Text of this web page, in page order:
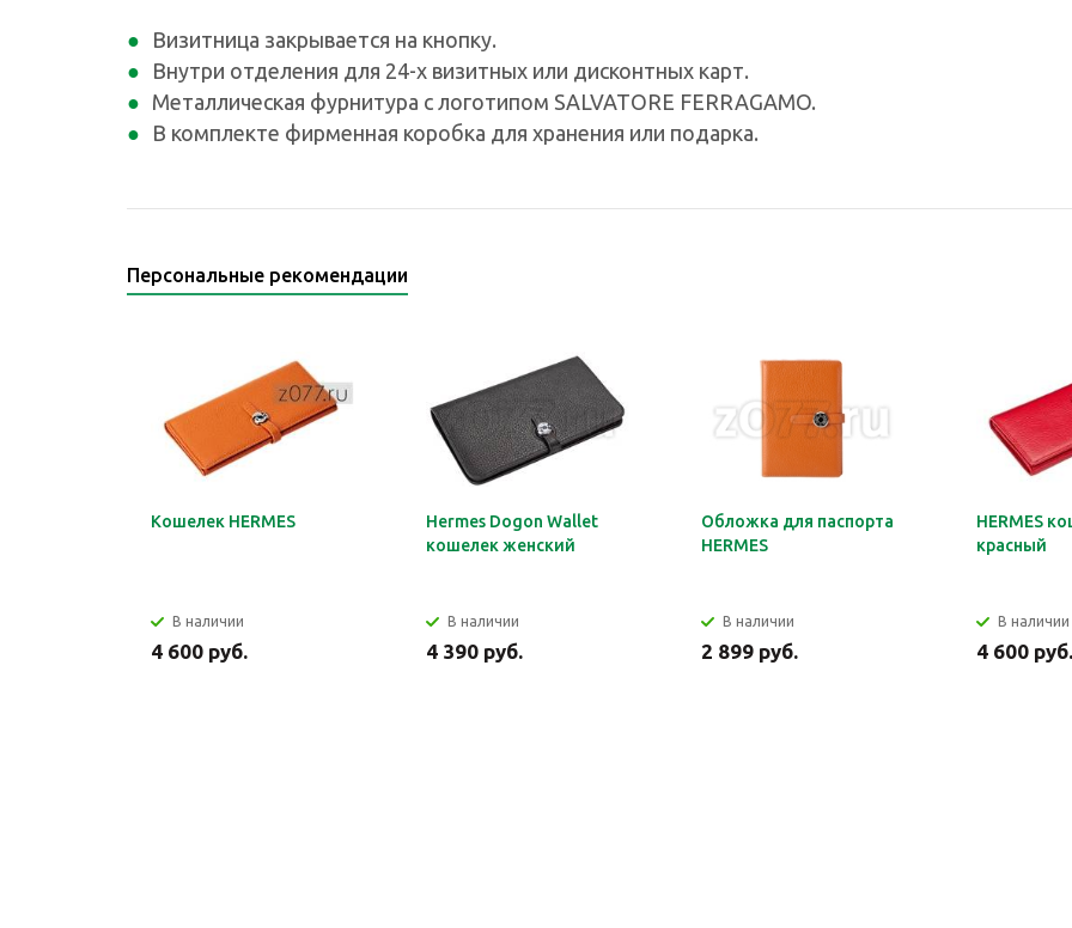
Визитница закрывается на кнопку.
Внутри отделения для 24-х визитных или дисконтных карт.
Металлическая фурнитура с логотипом SALVATORE FERRAGAMO.
В комплекте фирменная коробка для хранения или подарка.
Персональные рекомендации
Кошелек HERMES
В наличии
4 600 руб.
Hermes Dogon Wallet
кошелек женский
В наличии
4 390 руб.
Обложка для паспорта
HERMES
В наличии
2 899 руб.
HERMES
красный
В наличии
4 600 руб.